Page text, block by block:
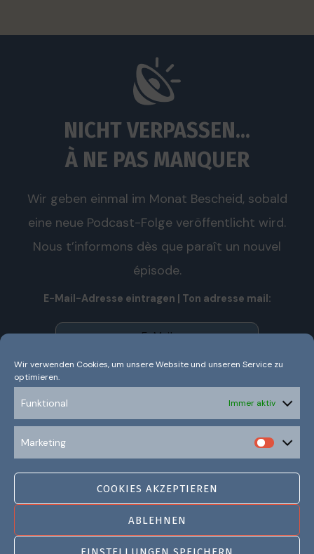
Wir verwenden Cookies, um unsere Website und unseren Service zu
optimieren.
Funktional Immer aktiv
Marketing
COOKIES AKZEPTIEREN
ABLEHNEN
NICHT VERPASSEN...
À NE PAS MANQUER
Wir geben einmal im Monat Bescheid, sobald
eine neue Podcast-Folge veröffentlicht wird.
Nous t’informons dès que paraît un nouvel
épisode.
E-Mail-Adresse eintragen | Ton adresse mail:
Wir senden keinen Spam! Nous n’envoyons pas de spam!
Erfahre mehr in unserer
Datenschutzerklärung.
Ich habe die Datenschutzerklärung gelesen und